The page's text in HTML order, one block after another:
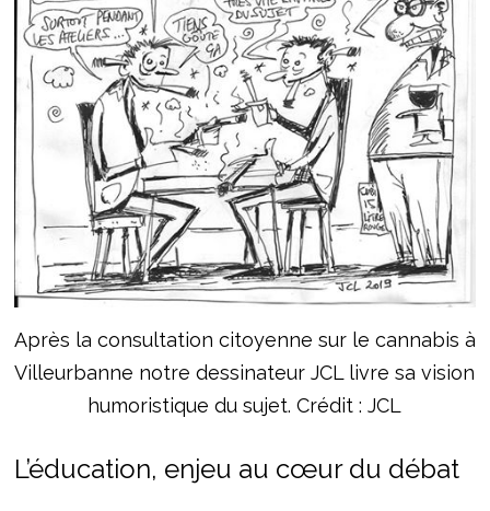
Après la consultation citoyenne sur le cannabis à
Villeurbanne notre dessinateur JCL livre sa vision
humoristique du sujet. Crédit : JCL
L’éducation, enjeu au cœur du débat